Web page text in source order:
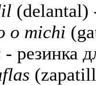
(delantal)
o michi
- резинка